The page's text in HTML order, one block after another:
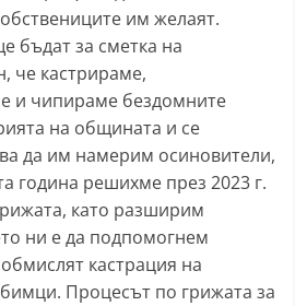
им желаят.
бъдат за сметка на
че кастрираме,
и чипираме бездомните
на общината и се
да им намерим осиновители,
година решихме през 2023 г.
като разширим
ни е да подпомогнем
кастрация на
Процесът по грижата за